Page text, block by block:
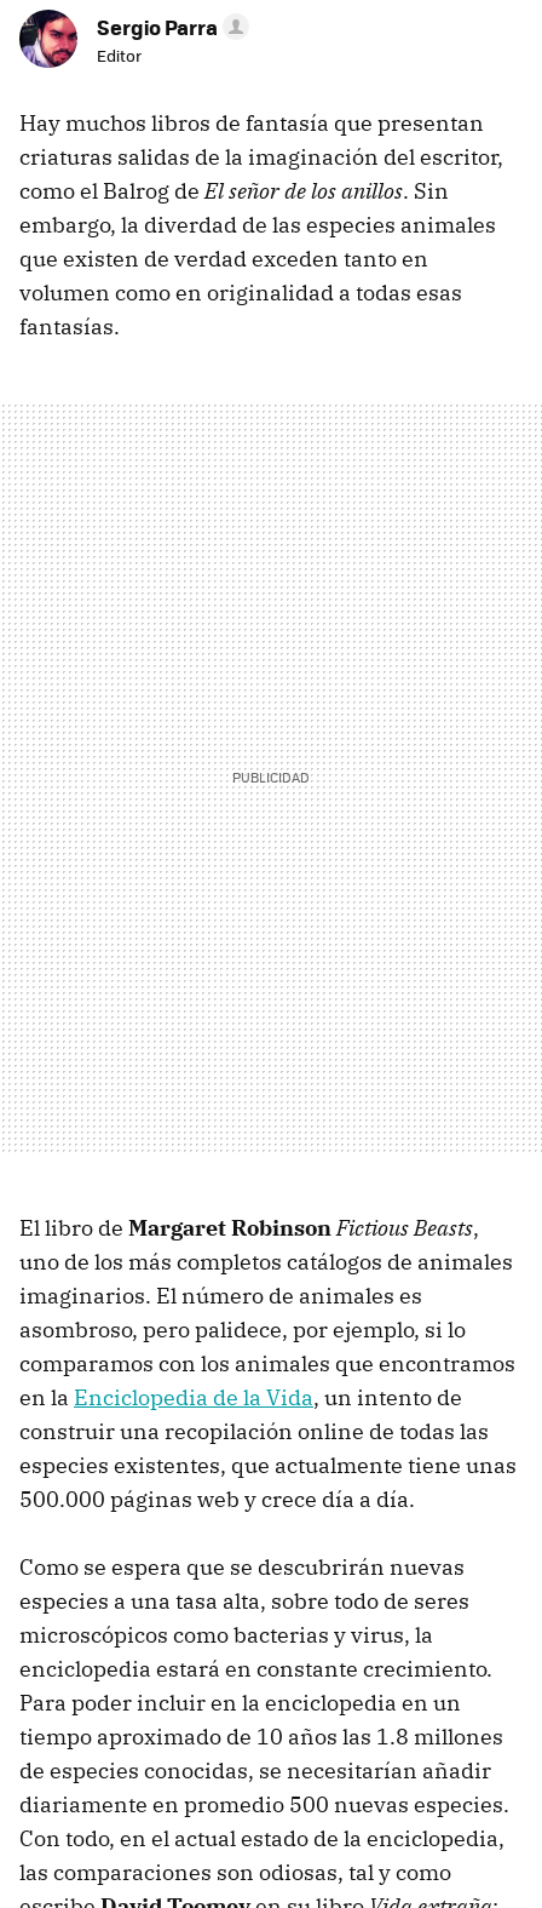
Sergio Parra
Editor
Hay muchos libros de fantasía que presentan
criaturas salidas de la imaginación del escritor,
como el Balrog deEl señor de los anillos. Sin
embargo, la diverdad de las especies animales
que existen de verdad exceden tanto en
volumen como en originalidad a todas esas
fantasías.
El libro de Margaret RobinsonFictious Beasts,
uno de los más completos catálogos de animales
imaginarios. El número de animales es
asombroso, pero palidece, por ejemplo, si lo
comparamos con los animales que encontramos
en la Enciclopedia de la Vida, un intento de
construir una recopilación online de todas las
especies existentes, que actualmente tiene unas
500.000 páginas web y crece día a día.
Como se espera que se descubrirán nuevas
especies a una tasa alta, sobre todo de seres
microscópicos como bacterias y virus, la
enciclopedia estará en constante crecimiento.
Para poder incluir en la enciclopedia en un
tiempo aproximado de 10 años las 1.8 millones
de especies conocidas, se necesitarían añadir
diariamente en promedio 500 nuevas especies.
Con todo, en el actual estado de la enciclopedia,
las comparaciones son odiosas, tal y como